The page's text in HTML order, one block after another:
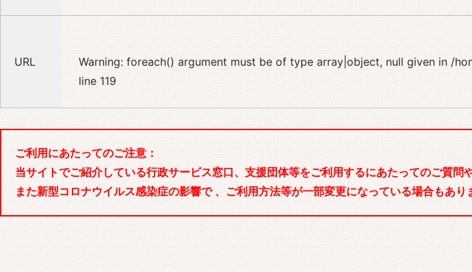
URL Warning: foreach() argument must be of type array|object, null given in/
line119
ご利用にあたってのご注意：
当サイトでご紹介している行政サービス窓口、支援団体等をご利用するにあたってのご質問
また新型コロナウイルス感染症の影響で 、ご利用方法等が一部変更になっている場合もあ